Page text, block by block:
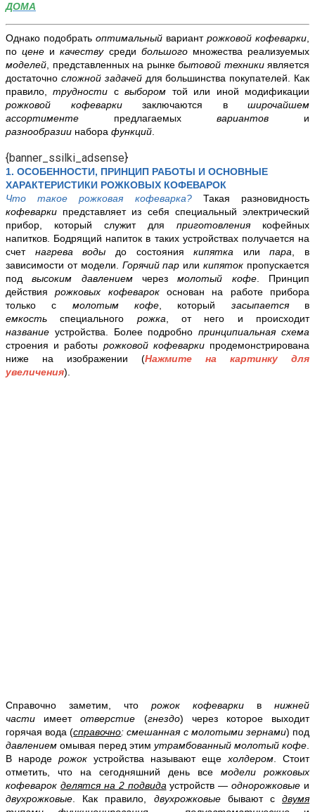
ДОМА
Однако подобрать оптимальный вариант рожковой кофеварки,
поцене икачеству среди большого множества реализуемых
моделей, представленных на рынке бытовой техникиявляется
достаточно сложной задачейдля большинства покупателей. Как
правило,трудности свыбором той или иной модификации
рожковой кофеваркизаключаются в широчайшем
ассортименте предлагаемых вариантов и
разнообразии набора функций.
{banner_ssilki_adsense}
1. ОСОБЕННОСТИ, ПРИНЦИП РАБОТЫ И ОСНОВНЫЕ
ХАРАКТЕРИСТИКИ РОЖКОВЫХ КОФЕВАРОК
Что такое рожковая кофеварка?Такая разновидность
кофеварки представляет из себя специальный электрический
прибор, который служит для приготовления кофейных
напитков. Бодрящий напиток в таких устройствах получается на
счет нагрева воды до состояниякипятка илипара, в
зависимости от модели. Горячий пар иликипяток пропускается
подвысоким давлениемчерезмолотый кофе. Принцип
действиярожковых кофеварокоснован на работе прибора
только с молотым кофе, который засыпается в
емкостьспециального рожка, от него и происходит
название устройства. Более подробнопринципиальная схема
строения и работы рожковой кофеварки продемонстрирована
ниже на изображении (Нажмите на картинку для
увеличения).
Справочно заметим, что рожок кофеварки в нижней
части имеетотверстие (гнездо) через которое выходит
горячая вода (справочно: смешанная с молотыми зернами) под
давлением омывая перед этим утрамбованный молотый кофе.
В народе рожок устройства называют ещехолдером. Стоит
отметить, что на сегодняшний день все модели рожковых
кофеварок делятся на 2 подвидаустройств —однорожковые и
двухрожковые. Как правило, двухрожковые бывают сдвумя